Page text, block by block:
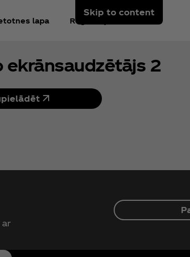
Skip to content
lapa Reģistrējieties
ekrānsaudzētājs 2
ar